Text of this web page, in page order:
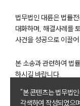
법무법인 대륜은 법률
대화하며, 해결사례를
사건을 성공으로 이끌
본 소송과 관련하여 법
하시길 바랍니다.
"본 콘텐츠는 법무법
각색하여 작성되었으